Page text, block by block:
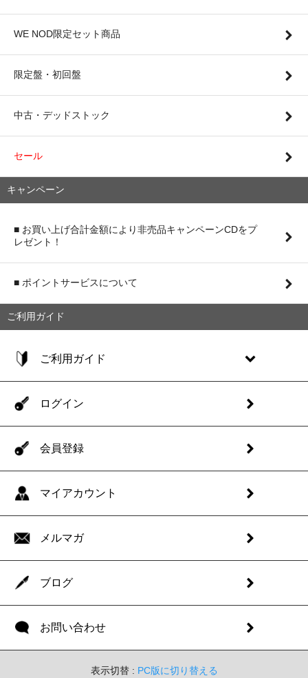
WE NOD限定セット商品
限定盤・初回盤
中古・デッドストック
セール
キャンペーン
■ お買い上げ合計金額により非売品キャンペーンCDをプ
レゼント！
■ ポイントサービスについて
ご利用ガイド
ご利用ガイド
ログイン
会員登録
マイアカウント
メルマガ
ブログ
お問い合わせ
表示切替 : PC版に切り替える